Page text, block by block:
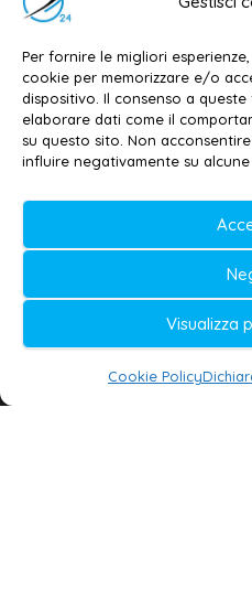
Per fornire le migliori
cookie per memorizzare e/o
dispositivo. Il consenso a
elaborare dati come il
su questo sito. Non
influire negativamente su
Visualizza
Cookie Policy
Privacy policy–Cookie
© 2020-2026
Testata iscritta al n.
Stampa
Editore e
Daniele
Galatina24 è marchio
delle